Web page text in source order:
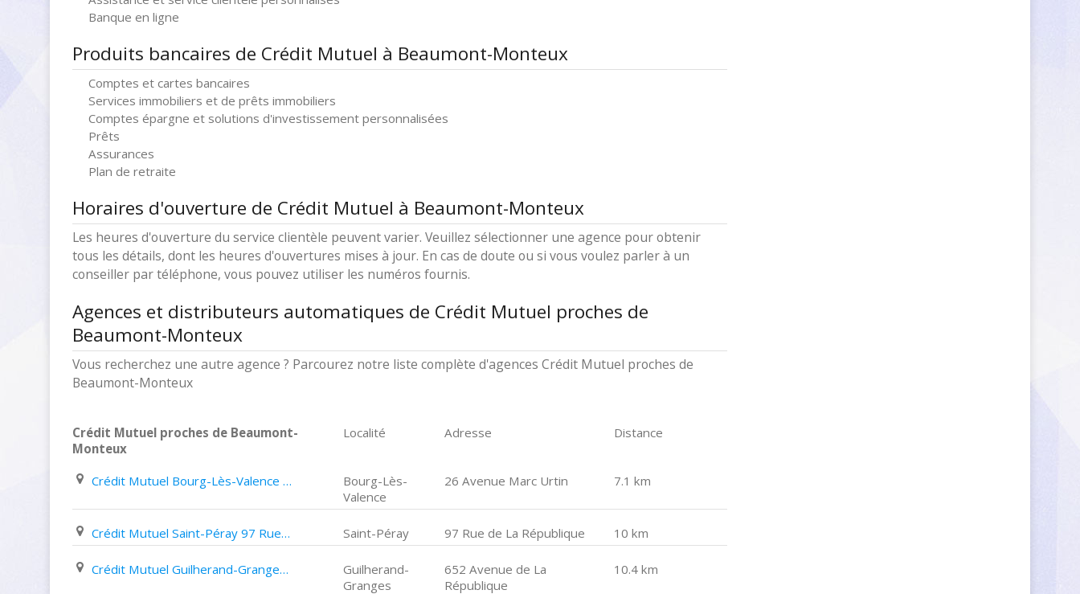
Banque en ligne
Produits bancaires de Crédit Mutuel à Beaumont-Monteux
Comptes et cartes bancaires
Services immobiliers et de prêts immobiliers
Comptes épargne et solutions d'investissement personnalisées
Prêts
Assurances
Plan de retraite
Horaires d'ouverture de Crédit Mutuel à Beaumont-Monteux
Les heures d'ouverture du service clientèle peuvent varier. Veuillez sélectionner une agence pour obtenir
tous les détails, dont les heures d'ouvertures mises à jour. En cas de doute ou si vous voulez parler à un
conseiller par téléphone, vous pouvez utiliser les numéros fournis.
Agences et distributeurs automatiques de Crédit Mutuel proches de
Beaumont-Monteux
Vous recherchez une autre agence ? Parcourez notre liste complète d'agences Crédit Mutuel proches de
Beaumont-Monteux
Crédit Mutuel proches de Beaumont-
Monteux
Localité Adresse Distance
Crédit Mutuel Bourg-Lès-Valence 26 Avenue Marc Urtin
Bourg-Lès-
Valence
26 Avenue Marc Urtin 7.1 km
Crédit Mutuel Saint-Péray 97 Rue de La République Saint-Péray 97 Rue de La République 10 km
Crédit Mutuel Guilherand-Granges 652 Avenue de La République
Guilherand-
Granges
652 Avenue de La
République
10.4 km